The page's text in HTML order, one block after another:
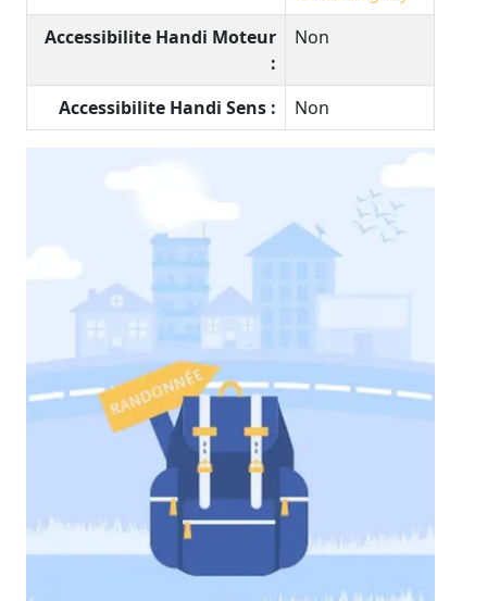
Accessibilite Handi Moteur
:
Non
Accessibilite Handi Sens : Non